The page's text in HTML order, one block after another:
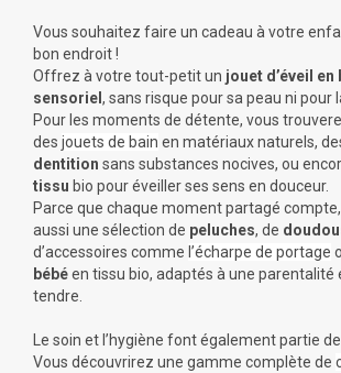
Vous souhaitez faire un cadeau à votre
bon endroit !
Offrez à votre tout-petit un jouet d’éveil en
sensoriel , sans risque pour sa peau ni pour
Pour les moments de détente, vous
des jouets de bain en matériaux naturels,
dentition sans substances nocives, ou
tissu bio pour éveiller ses sens en douceur.
Parce que chaque moment partagé
aussi une sélection de peluches, de
d’accessoires comme l’écharpe de portage
bébéen tissu bio, adaptés à une parentalité
tendre.
Le soin et l’hygiène font également partie
Vous découvrirez une gamme complète de